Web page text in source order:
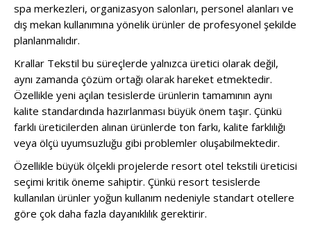
spa merkezleri, organizasyon salonları, personel alanları ve
dış mekan kullanımına yönelik ürünler de profesyonel şekilde
planlanmalıdır.
Krallar Tekstil bu süreçlerde yalnızca üretici olarak değil,
aynı zamanda çözüm ortağı olarak hareket etmektedir.
Özellikle yeni açılan tesislerde ürünlerin tamamının aynı
kalite standardında hazırlanması büyük önem taşır. Çünkü
farklı üreticilerden alınan ürünlerde ton farkı, kalite farklılığı
veya ölçü uyumsuzluğu gibi problemler oluşabilmektedir.
Özellikle büyük ölçekli projelerde resort otel tekstili üreticisi
seçimi kritik öneme sahiptir. Çünkü resort tesislerde
kullanılan ürünler yoğun kullanım nedeniyle standart otellere
göre çok daha fazla dayanıklılık gerektirir.